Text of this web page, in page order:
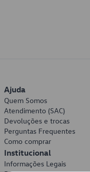
Ajuda
Quem Somos
Atendimento (SAC)
Devoluções e trocas
Perguntas Frequentes
Como comprar
Institucional
Informações Legais